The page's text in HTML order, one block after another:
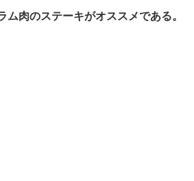
ム肉のステーキがオススメである。